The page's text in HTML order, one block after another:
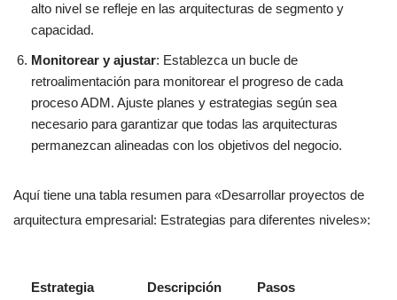
alto nivel se refleje en las arquitecturas de segmento y
capacidad.
Monitorear y ajustar: Establezca un bucle de
retroalimentación para monitorear el progreso de cada
proceso ADM. Ajuste planes y estrategias según sea
necesario para garantizar que todas las arquitecturas
permanezcan alineadas con los objetivos del negocio.
Aquí tiene una tabla resumen para «Desarrollar proyectos de
arquitectura empresarial: Estrategias para diferentes niveles»:
Estrategia Descripción Pasos